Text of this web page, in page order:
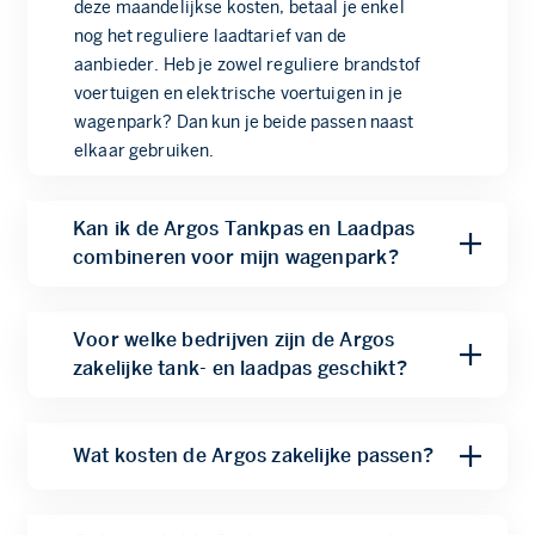
deze maandelijkse kosten, betaal je enkel
nog het reguliere laadtarief van de
aanbieder. Heb je zowel reguliere brandstof
voertuigen en elektrische voertuigen in je
wagenpark? Dan kun je beide passen naast
elkaar gebruiken.
Kan ik de Argos Tankpas en Laadpas
combineren voor mijn wagenpark?
brandstof- als elektrische voertuigen, dan
kun je de Argos Tankpas en Argos Laadpas
brandstof kilometers en elektrische ritten
Voor welke bedrijven zijn de Argos
zakelijke tank- en laadpas geschikt?
geschikt voor zzp’ers, mkb en groeiende
Wat kosten de Argos zakelijke passen?